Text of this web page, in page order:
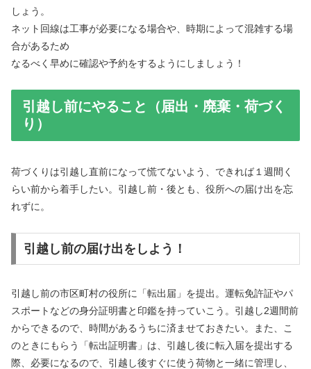
しょう。
ネット回線は工事が必要になる場合や、時期によって混雑する場
合があるため
なるべく早めに確認や予約をするようにしましょう！
引越し前にやること（届出・廃棄・荷づく
り）
荷づくりは引越し直前になって慌てないよう、できれば１週間く
らい前から着手したい。引越し前・後とも、役所への届け出を忘
れずに。
引越し前の届け出をしよう！
引越し前の市区町村の役所に「転出届」を提出。運転免許証やパ
スポートなどの身分証明書と印鑑を持っていこう。引越し2週間前
からできるので、時間があるうちに済ませておきたい。また、こ
のときにもらう「転出証明書」は、引越し後に転入届を提出する
際、必要になるので、引越し後すぐに使う荷物と一緒に管理し、